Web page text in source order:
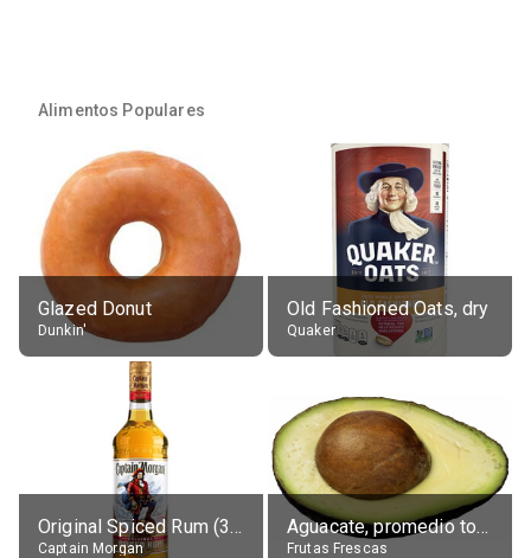
Alimentos Populares
Glazed Donut
Dunkin'
Old Fashioned Oats, dry
Quaker
Original Spiced Rum (35% alc.)
Captain Morgan
Aguacate, promedio todos variedades, crudo
Frutas Frescas